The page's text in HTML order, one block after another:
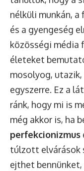
nélküli munkán,
és a gyengeség
közösségi média
életeket
mosolyog,
egyszerre. Ez a
ránk, hogy mi is
még akkor is, ha
perfekcionizmus
túlzott elvárások
ejthet bennünket,